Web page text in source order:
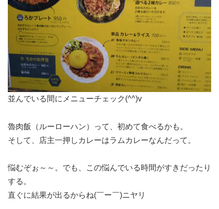
並んでいる間にメニューチェック(^^)v
魯肉飯（ルーローハン）って、初めて食べるかも。
そして、店主一押しカレーはラムカレーなんだって。
悩むぞぉ～～。でも、この悩んでいる時間がすきだったり
する。
直ぐに結果が出るからね(￣ー￣)ニヤリ